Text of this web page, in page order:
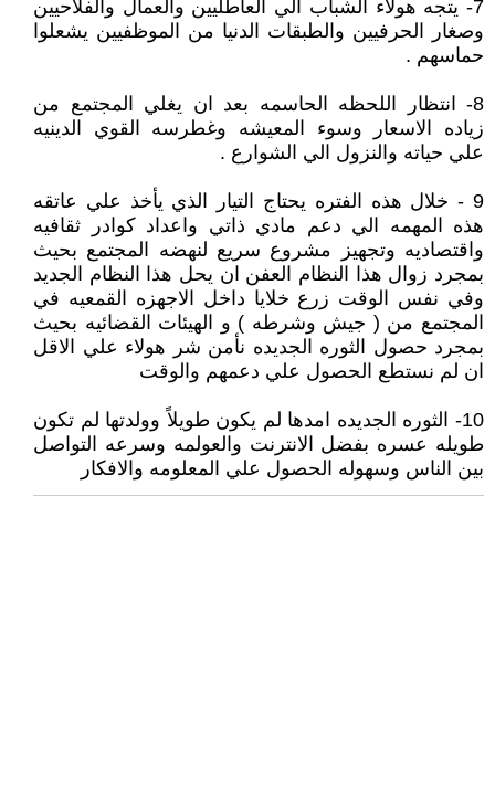
7- يتجه هولاء الشباب الي العاطليين والعمال والفلاحيين
وصغار الحرفيين والطبقات الدنيا من الموظفيين يشعلوا
حماسهم .
8- انتظار اللحظه الحاسمه بعد ان يغلي المجتمع من
زياده الاسعار وسوء المعيشه وغطرسه القوي الدينيه
علي حياته والنزول الي الشوارع .
9 - خلال هذه الفتره يحتاج التيار الذي يأخذ علي عاتقه
هذه المهمه الي دعم مادي ذاتي واعداد كوادر ثقافيه
واقتصاديه وتجهيز مشروع سريع لنهضه المجتمع بحيث
بمجرد زوال هذا النظام العفن ان يحل هذا النظام الجديد
وفي نفس الوقت زرع خلايا داخل الاجهزه القمعيه في
المجتمع من ( جيش وشرطه ) و الهيئات القضائيه بحيث
بمجرد حصول الثوره الجديده نأمن شر هولاء علي الاقل
ان لم نستطع الحصول علي دعمهم والوقت
10- الثوره الجديده امدها لم يكون طويلاً وولدتها لم تكون
طويله عسره بفضل الانترنت والعولمه وسرعه التواصل
بين الناس وسهوله الحصول علي المعلومه والافكار